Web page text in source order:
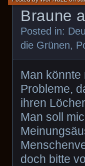
Braune
Posted in:
die Grünen,
Man
Probleme,
ihren
Man soll
doch bitte